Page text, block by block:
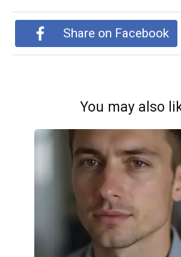
Share on Facebook
You may also